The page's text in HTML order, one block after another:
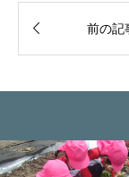
 前の記